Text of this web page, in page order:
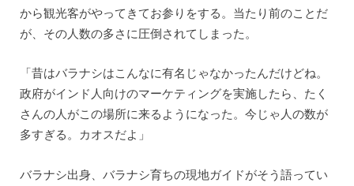
から観光客がやってきてお参りをする。当たり前のことだ
が、その人数の多さに圧倒されてしまった。
「昔はバラナシはこんなに有名じゃなかったんだけどね。
政府がインド人向けのマーケティングを実施したら、たく
さんの人がこの場所に来るようになった。今じゃ人の数が
多すぎる。カオスだよ」
バラナシ出身、バラナシ育ちの現地ガイドがそう語ってい